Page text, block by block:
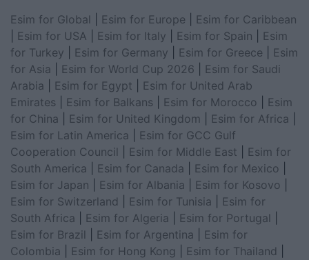
Esim for Global Esim for Europe
Esim for Caribbean
Esim for USA Esim for Italy Esim for Spain
Esim
for Turkey
Esim for Germany Esim for Greece
Esim
for Asia
Esim for World Cup 2026
Esim for Saudi
Arabia
Esim for Egypt
Esim for United Arab
Emirates
Esim for Balkans Esim for Morocco
Esim
for China
Esim for United Kingdom Esim for Africa
Esim for Latin America
Esim for GCC Gulf
Cooperation Council
Esim for Middle East
Esim for
South America
Esim for Canada Esim for Mexico
Esim for Japan
Esim for Albania Esim for Kosovo
Esim for Switzerland
Esim for Tunisia
Esim for
South Africa
Esim for Algeria Esim for Portugal
Esim for Brazil
Esim for Argentina
Esim for
Colombia
Esim for Hong Kong Esim for Thailand